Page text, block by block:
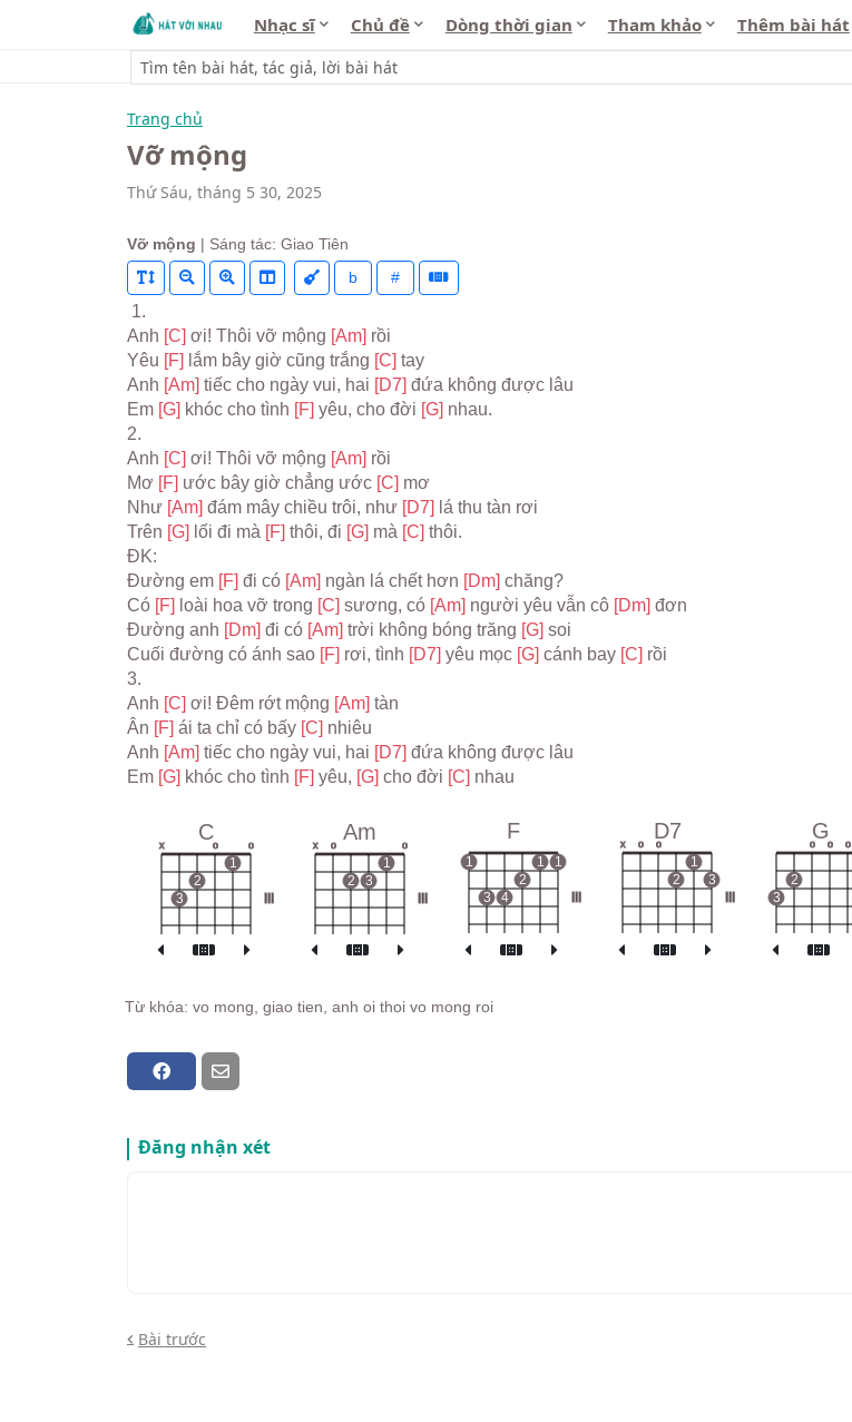
Nhạc sĩ Chủ đề Dòng thời gian Tham khảo Thêm bài hát
Trang chủ
Vỡ mộng
Thứ Sáu, tháng 5 30, 2025
Vỡ mộng | Sáng tác: Giao Tiên
b
#
1.
Anh [C] ơi! Thôi vỡ mộng [Am] rồi
Yêu [F] lắm bây giờ cũng trắng [C] tay
Anh [Am] tiếc cho ngày vui, hai [D7] đứa không được lâu
Em [G] khóc cho tình [F] yêu, cho đời [G] nhau.
2.
Anh [C] ơi! Thôi vỡ mộng [Am] rồi
Mơ [F] ước bây giờ chẳng ước [C] mơ
Như [Am] đám mây chiều trôi, như [D7] lá thu tàn rơi
Trên [G] lối đi mà [F] thôi, đi [G] mà [C] thôi.
ĐK:
Đường em [F] đi có [Am] ngàn lá chết hơn [Dm] chăng?
Có [F] loài hoa vỡ trong [C] sương, có [Am] người yêu vẫn cô [Dm] đơn
Đường anh [Dm] đi có [Am] trời không bóng trăng [G] soi
Cuối đường có ánh sao [F] rơi, tình [D7] yêu mọc [G] cánh bay [C] rồi
3.
Anh [C] ơi! Đêm rớt mộng [Am] tàn
Ân [F] ái ta chỉ có bấy [C] nhiêu
Anh [Am] tiếc cho ngày vui, hai [D7] đứa không được lâu
Em [G] khóc cho tình [F] yêu, [G] cho đời [C] nhau
C
x
3
2
o
1
o
Am
x o
2 3
1
o
F
1
3 4
2
1 1
D7
x o o
2
1
3
G
3
2
o o o
Từ khóa: vo mong, giao tien, anh oi thoi vo mong roi
Đăng nhận xét
Bài trước